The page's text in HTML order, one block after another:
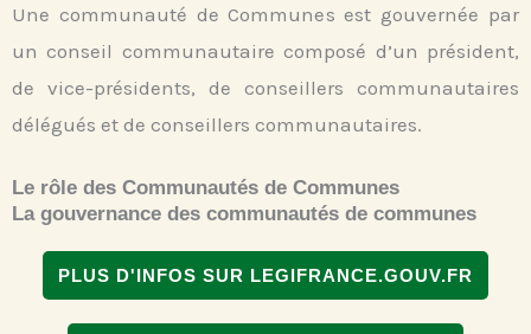
Une communauté de Communes est gouvernée par
un conseil communautaire composé d’un président,
de vice-présidents, de conseillers communautaires
délégués et de conseillers communautaires.
Le rôle des Communautés de Communes
La gouvernance des communautés de communes
PLUS D'INFOS SUR LEGIFRANCE.GOUV.FR